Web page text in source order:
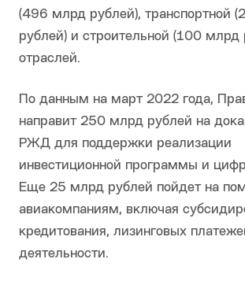
(496 млрд рублей), транспортной
рублей) и строительной (100 млрд
отраслей.
По данным на март 2022 года,
направит 250 млрд рублей на
РЖД для поддержки реализации
инвестиционной программы и
Еще 25 млрд рублей пойдет на
авиакомпаниям, включая
кредитования, лизинговых
деятельности.